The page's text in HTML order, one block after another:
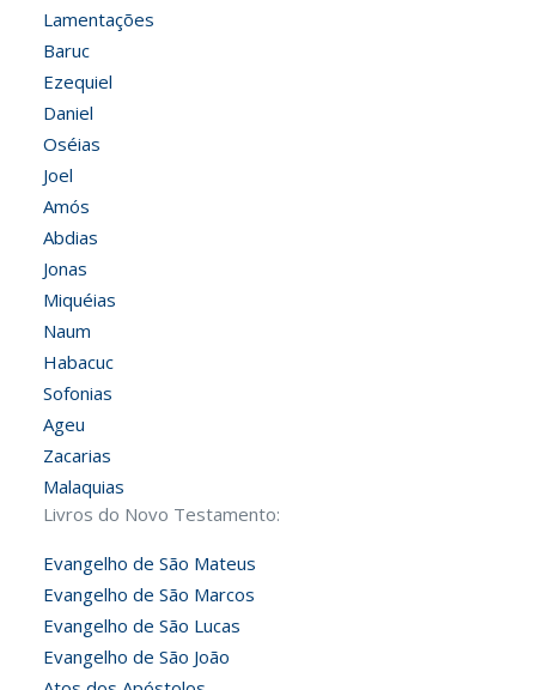
Lamentações
Baruc
Ezequiel
Daniel
Oséias
Joel
Amós
Abdias
Jonas
Miquéias
Naum
Habacuc
Sofonias
Ageu
Zacarias
Malaquias
Livros do Novo Testamento:
Evangelho de São Mateus
Evangelho de São Marcos
Evangelho de São Lucas
Evangelho de São João